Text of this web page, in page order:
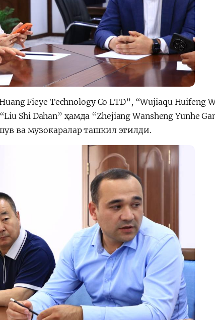
Fieye Technology Co LTD”, “Wujiaqu Huifeng
Shi Dahan” ҳамда “Zhejiang Wansheng Yunhe
ва музокаралар ташкил этилди.